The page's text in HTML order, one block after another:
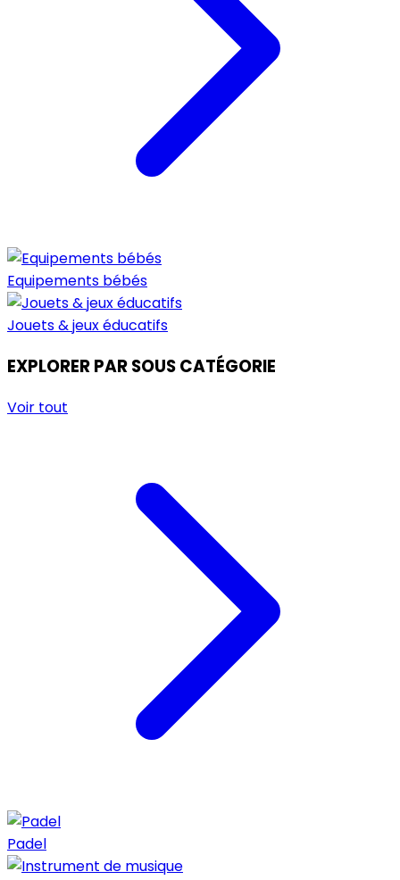
Equipements bébés
Jouets & jeux éducatifs
EXPLORER PAR SOUS CATÉGORIE
Voir tout
Padel